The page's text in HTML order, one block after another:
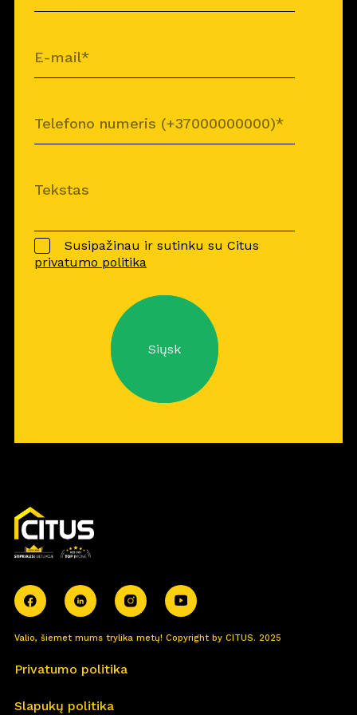
Susipažinau ir sutinku su Citus
privatumo politika
Siųsk
Valio, šiemet mums trylika metų! Copyright by CITUS. 2025
Privatumo politika
Slapukų politika